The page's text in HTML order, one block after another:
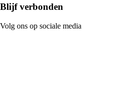
Blijf verbonden
Volg ons op sociale media